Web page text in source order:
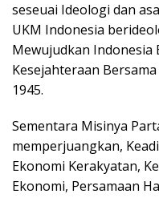
seseuai Ideologi dan
UKM Indonesia
Mewujudkan
Kesejahteraan
1945.
Sementara Misinya
memperjuangkan,
Ekonomi Kerakyatan,
Ekonomi, Persamaan